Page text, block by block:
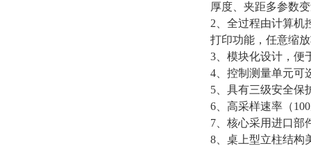
厚度、夹距多参数
2、全过程由计算机
打印功能，任意缩
3、模块化设计，便
4、控制测量单元可
5、具有三级安全保
6、高采样速率（
7、核心采用进口部
8、桌上型立柱结构